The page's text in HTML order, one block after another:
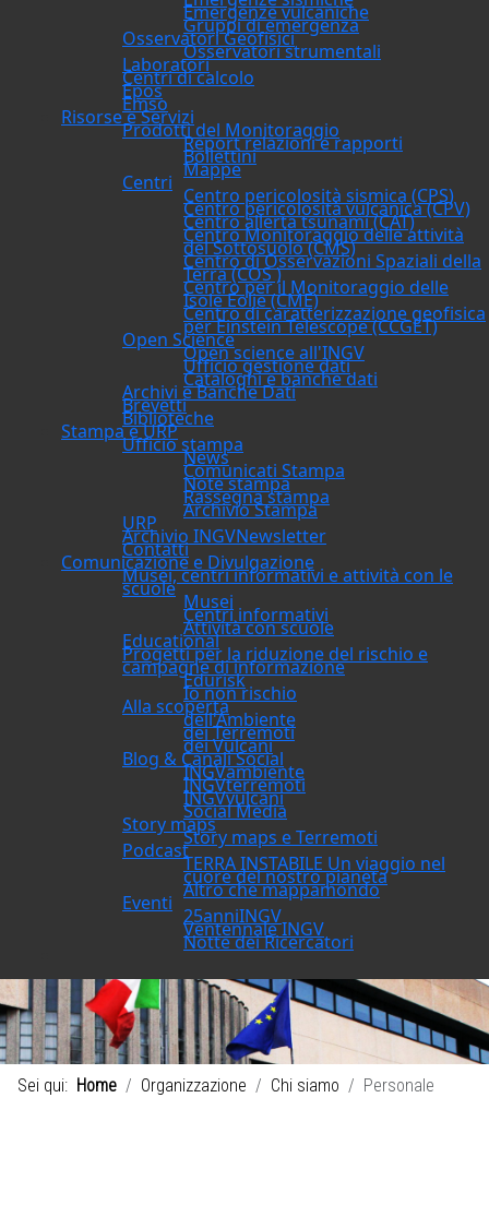
Emergenze vulcaniche
Gruppi di emergenza
Osservatori Geofisici
Osservatori strumentali
Laboratori
Centri di calcolo
Epos
Emso
Risorse e Servizi
Prodotti del Monitoraggio
Report relazioni e rapporti
Bollettini
Mappe
Centri
Centro pericolosità sismica (CPS)
Centro pericolosità vulcanica (CPV)
Centro allerta tsunami (CAT)
Centro Monitoraggio delle attività
del Sottosuolo (CMS)
Centro di Osservazioni Spaziali della
Terra (COS )
Centro per il Monitoraggio delle
Isole Eolie (CME)
Centro di caratterizzazione geofisica
per Einstein Telescope (CCGET)
Open Science
Open science all'INGV
Ufficio gestione dati
Cataloghi e banche dati
Archivi e Banche Dati
Brevetti
Biblioteche
Stampa e URP
Ufficio stampa
News
Comunicati Stampa
Note stampa
Rassegna stampa
Archivio Stampa
URP
Archivio INGVNewsletter
Contatti
Comunicazione e Divulgazione
Musei, centri informativi e attività con le
scuole
Musei
Centri informativi
Attività con scuole
Educational
Progetti per la riduzione del rischio e
campagne di informazione
Edurisk
Io non rischio
Alla scoperta
dell'Ambiente
dei Terremoti
dei Vulcani
Blog & Canali Social
INGVambiente
INGVterremoti
INGVvulcani
Social Media
Story maps
Story maps e Terremoti
Podcast
TERRA INSTABILE Un viaggio nel
cuore del nostro pianeta
Altro che mappamondo
Eventi
25anniINGV
Ventennale INGV
Notte dei Ricercatori
Sei qui: Home Organizzazione Chi siamo Personale